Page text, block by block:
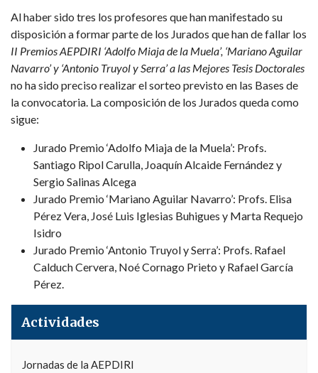
Al haber sido tres los profesores que han manifestado su
disposición a formar parte de los Jurados que han de fallar los
II Premios AEPDIRI ‘Adolfo Miaja de la Muela’, ‘Mariano Aguilar
Navarro’ y ‘Antonio Truyol y Serra’ a las Mejores Tesis Doctorales
no ha sido preciso realizar el sorteo previsto en las Bases de
la convocatoria. La composición de los Jurados queda como
sigue:
Jurado Premio ‘Adolfo Miaja de la Muela’: Profs.
Santiago Ripol Carulla, Joaquín Alcaide Fernández y
Sergio Salinas Alcega
Jurado Premio ‘Mariano Aguilar Navarro’: Profs. Elisa
Pérez Vera, José Luis Iglesias Buhigues y Marta Requejo
Isidro
Jurado Premio ‘Antonio Truyol y Serra’: Profs. Rafael
Calduch Cervera, Noé Cornago Prieto y Rafael García
Pérez.
Actividades
Jornadas de la AEPDIRI